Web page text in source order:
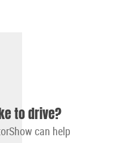
to drive?
can help